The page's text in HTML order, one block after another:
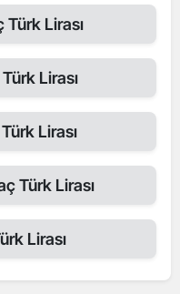
Türk Lirası
Lirası
Lirası
Türk Lirası
Lirası